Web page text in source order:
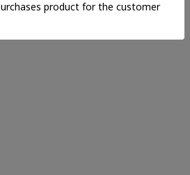
トリング仕様で、好みの履き位置に